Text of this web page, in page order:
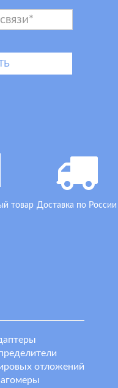
товар Доставка по России
отложений